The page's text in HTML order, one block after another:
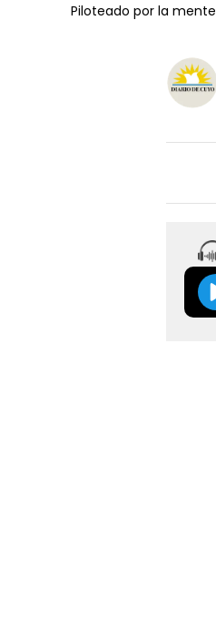
Piloteado por la mente